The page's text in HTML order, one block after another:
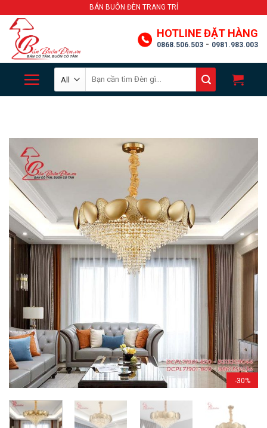
content
BÁN BUÔN ĐÈN TRANG TRÍ
HOTLINE ĐẶT HÀNG
0868.506.503 - 0981.983.003
for:
-30%